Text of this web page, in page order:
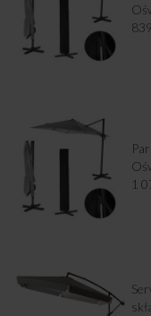
1